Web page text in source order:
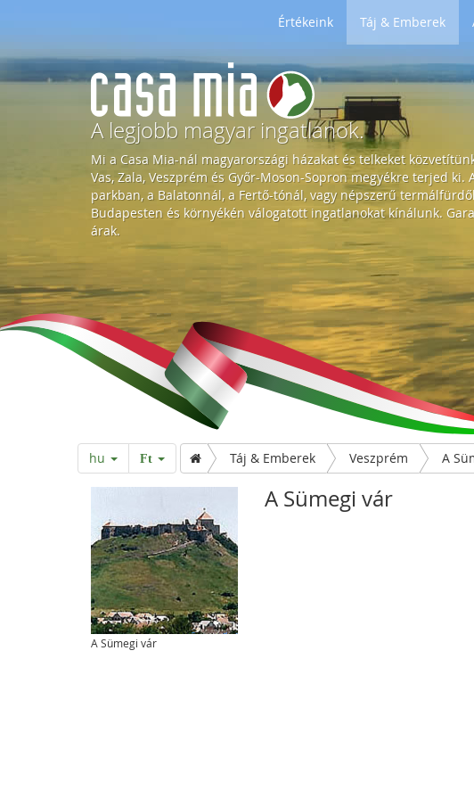
Értékeink Táj & Emberek
H
o
m
e
A legjobb magyar ingatlanok.
Mi a Casa Mia-nál magyarországi házakat és telkeket
Vas, Zala, Veszprém és Győr-Moson-Sopron megyékre terjed
parkban, a Balatonnál, a Fertő-tónál, vagy népszerű
Budapesten és környékén válogatott ingatlanokat kínálunk.
árak.
hu Ft Táj & Emberek Veszprém A
A Sümegi vár
A Sümegi vár